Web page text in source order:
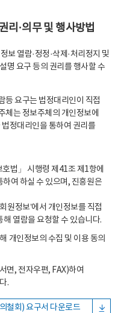
리·의무 및 행사방법
보 열람·정정·삭제·처리정지 및
명 요구 등의 권리를 행사할 수
등 요구는 법정대리인이 직접
체는 정보주체의 개인정보에
정대리인을 통하여 권리를
법」 시행령 제41조 제1항에
여 하실 수 있으며, 진흥원은
원정보’에서 개인정보를 직접
해 열람을 요청할 수 있습니다.
개인정보의 수집 및 이용 동의
면, 전자우편, FAX)하여
.
철회) 요구서 다운로드